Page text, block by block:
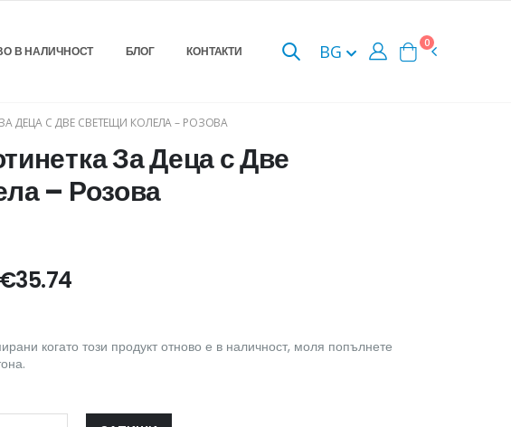
В НАЛИЧНОСТ БЛОГ КОНТАКТИ BG 0
ДЕЦА С ДВЕ СВЕТЕЩИ КОЛЕЛА – РОЗОВА
За Деца с Две
– Розова
€35.74
когато този продукт отново е в наличност, моля попълнете